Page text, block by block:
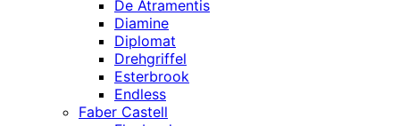
De Atramentis
Diamine
Diplomat
Drehgriffel
Esterbrook
Endless
Faber Castell